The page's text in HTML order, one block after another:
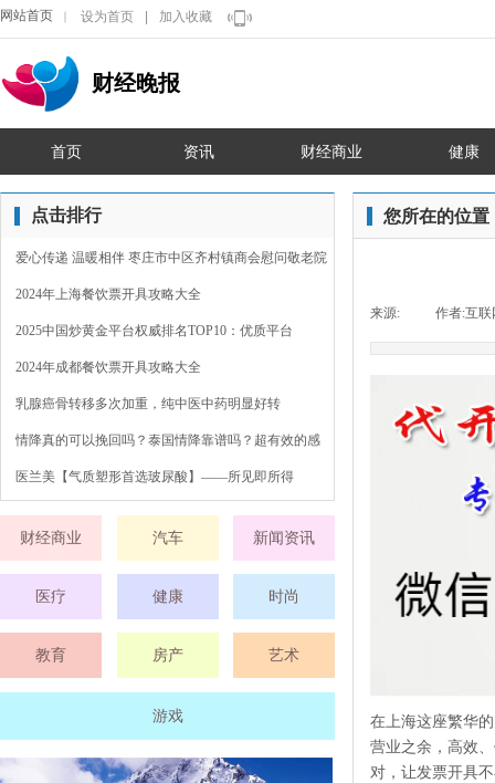
网站首页 设为首页 加入收藏
财经晚报
首页 资讯 财经商业 健康
点击排行 您所在的位置
来源: 作者:互联
在上海这座繁华
营业之余，高效
对，让发票开具
爱心传递 温暖相伴 枣庄市中区齐村镇商会慰问敬老院
2024年上海餐饮票开具攻略大全
2025中国炒黄金平台权威排名TOP10：优质平台
2024年成都餐饮票开具攻略大全
乳腺癌骨转移多次加重，纯中医中药明显好转
情降真的可以挽回吗？泰国情降靠谱吗？超有效的感
情裂
医兰美【气质塑形首选玻尿酸】——所见即所得
财经商业 新闻资讯
汽车
健康
医疗 时尚
教育 房产 艺术
游戏